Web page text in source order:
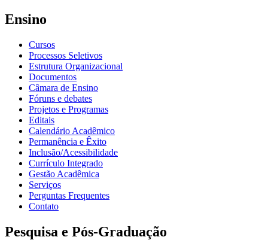
Ensino
Cursos
Processos Seletivos
Estrutura Organizacional
Documentos
Câmara de Ensino
Fóruns e debates
Projetos e Programas
Editais
Calendário Acadêmico
Permanência e Êxito
Inclusão/Acessibilidade
Currículo Integrado
Gestão Acadêmica
Serviços
Perguntas Frequentes
Contato
Pesquisa e Pós-Graduação